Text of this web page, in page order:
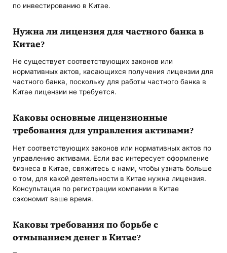
по инвестированию в Китае.
Нужна ли лицензия для частного банка в
Китае?
Не существует соответствующих законов или
нормативных актов, касающихся получения лицензии для
частного банка, поскольку для работы частного банка в
Китае лицензии не требуется.
Каковы основные лицензионные
требования для управления активами?
Нет соответствующих законов или нормативных актов по
управлению активами. Если вас интересует оформление
бизнеса в Китае, свяжитесь с нами, чтобы узнать больше
о том, для какой деятельности в Китае нужна лицензия.
Консультация по регистрации компании в Китае
сэкономит ваше время.
Каковы требования по борьбе с
отмыванием денег в Китае?